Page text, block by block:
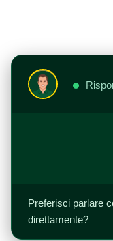
Preferisci parlare
direttamente?